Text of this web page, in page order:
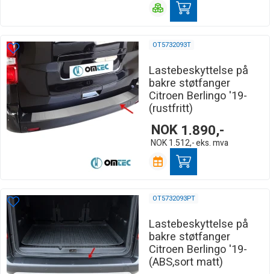
OT5732093T
Lastebeskyttelse på
bakre støtfanger
Citroen Berlingo '19-
(rustfritt)
NOK 1.890,-
NOK 1.512,-eks. mva
OT5732093PT
Lastebeskyttelse på
bakre støtfanger
Citroen Berlingo '19-
(ABS,sort matt)